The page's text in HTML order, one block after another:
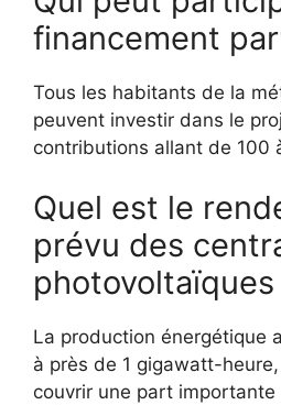
financement
Tous les habitants de la
peuvent investir dans le
contributions allant de 100
Quel est le
prévu des
photovoltaïques
La production énergétique
à près de 1 gigawatt-
couvrir une part